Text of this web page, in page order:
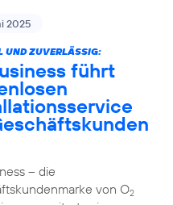
2025
UND ZUVERLÄSSIG:
führt
– die
von O2